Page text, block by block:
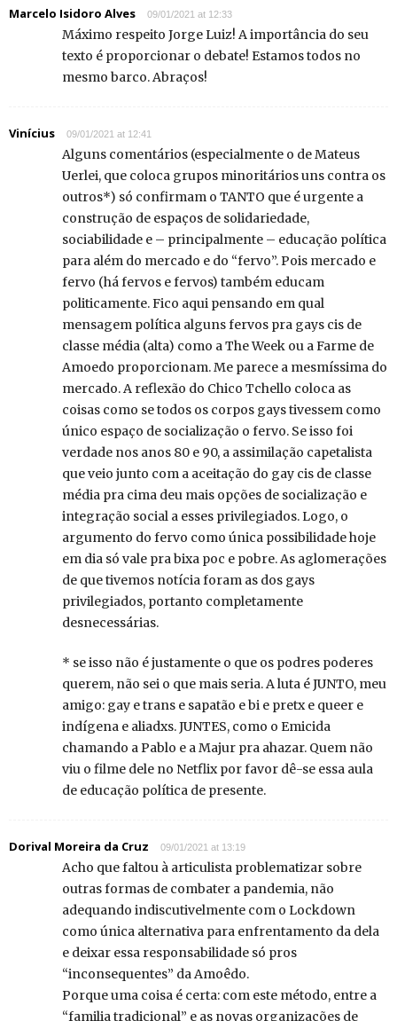
Marcelo Isidoro Alves 09/01/2021 at 12:33
Máximo respeito Jorge Luiz! A importância do seu
texto é proporcionar o debate! Estamos todos no
mesmo barco. Abraços!
Vinícius 09/01/2021 at 12:41
Alguns comentários (especialmente o de Mateus
Uerlei, que coloca grupos minoritários uns contra os
outros*) só confirmam o TANTO que é urgente a
construção de espaços de solidariedade,
sociabilidade e – principalmente – educação política
para além do mercado e do “fervo”. Pois mercado e
fervo (há fervos e fervos) também educam
politicamente. Fico aqui pensando em qual
mensagem política alguns fervos pra gays cis de
classe média (alta) como a The Week ou a Farme de
Amoedo proporcionam. Me parece a mesmíssima do
mercado. A reflexão do Chico Tchello coloca as
coisas como se todos os corpos gays tivessem como
único espaço de socialização o fervo. Se isso foi
verdade nos anos 80 e 90, a assimilação capetalista
que veio junto com a aceitação do gay cis de classe
média pra cima deu mais opções de socialização e
integração social a esses privilegiados. Logo, o
argumento do fervo como única possibilidade hoje
em dia só vale pra bixa poc e pobre. As aglomerações
de que tivemos notícia foram as dos gays
privilegiados, portanto completamente
desnecessárias.
* se isso não é justamente o que os podres poderes
querem, não sei o que mais seria. A luta é JUNTO, meu
amigo: gay e trans e sapatão e bi e pretx e queer e
indígena e aliadxs. JUNTES, como o Emicida
chamando a Pablo e a Majur pra ahazar. Quem não
viu o filme dele no Netflix por favor dê-se essa aula
de educação política de presente.
Dorival Moreira da Cruz 09/01/2021 at 13:19
Acho que faltou à articulista problematizar sobre
outras formas de combater a pandemia, não
adequando indiscutivelmente com o Lockdown
como única alternativa para enfrentamento da dela
e deixar essa responsabilidade só pros
“inconsequentes” da Amoêdo.
Porque uma coisa é certa: com este método, entre a
“familia tradicional” e as novas organizações de